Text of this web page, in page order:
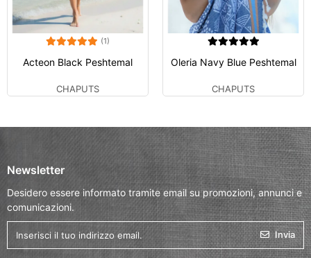
(1)
Acteon Black Peshtemal
CHAPUTS
Oleria Navy Blue Peshtemal
CHAPUTS
Newsletter
Desidero essere informato tramite email su promozioni, annunci e
comunicazioni.
Invia